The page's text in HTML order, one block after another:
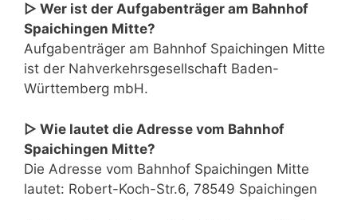
▷ Wer ist der Aufgabenträger am Bahnhof
Spaichingen Mitte?
Aufgabenträger am Bahnhof Spaichingen Mitte
ist der Nahverkehrsgesellschaft Baden-
Württemberg mbH.
▷ Wie lautet die Adresse vom Bahnhof
Spaichingen Mitte?
Die Adresse vom Bahnhof Spaichingen Mitte
lautet: Robert-Koch-Str.6, 78549 Spaichingen